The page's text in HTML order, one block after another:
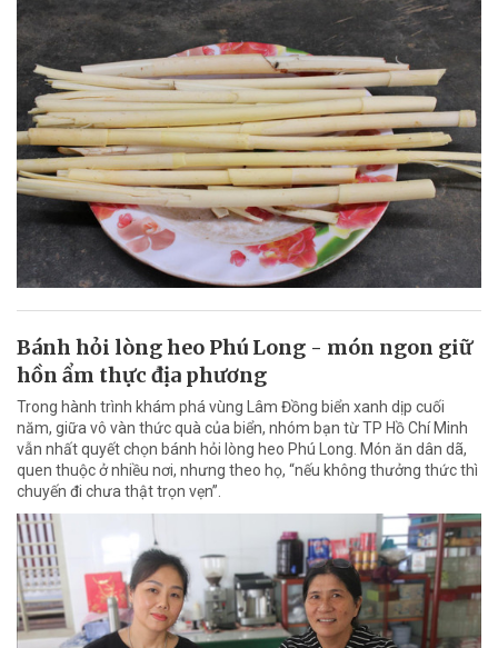
Bánh hỏi lòng heo Phú Long - món ngon giữ
hồn ẩm thực địa phương
Trong hành trình khám phá vùng Lâm Đồng biển xanh dịp cuối
năm, giữa vô vàn thức quà của biển, nhóm bạn từ TP Hồ Chí Minh
vẫn nhất quyết chọn bánh hỏi lòng heo Phú Long. Món ăn dân dã,
quen thuộc ở nhiều nơi, nhưng theo họ, “nếu không thưởng thức thì
chuyến đi chưa thật trọn vẹn”.